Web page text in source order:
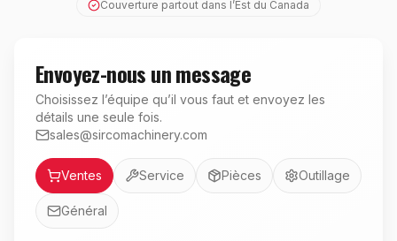
Couverture partout dans l’Est du Canada
Envoyez-nous un message
Choisissez l’équipe qu’il vous faut et envoyez les
détails une seule fois.
sales@sircomachinery.com
Service
Ventes
Service Pièces Outillage
Général